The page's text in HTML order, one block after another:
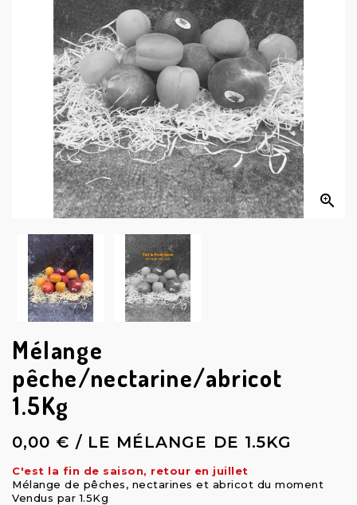

Mélange
pêche/nectarine/abricot
1.5Kg
0,00 € / LE MÉLANGE DE 1.5KG
C'est la fin de saison, retour en juillet
Mélange de pêches, nectarines et abricot du moment
Vendus par 1.5Kg